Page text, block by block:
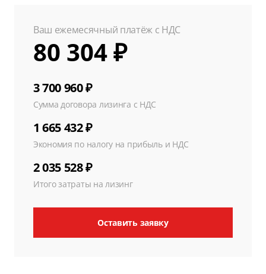
Ваш ежемесячный платёж с НДС
80 304 ₽
3 700 960 ₽
Сумма договора лизинга с НДС
1 665 432 ₽
Экономия по налогу на прибыль и НДС
2 035 528 ₽
Итого затраты на лизинг
Оставить заявку